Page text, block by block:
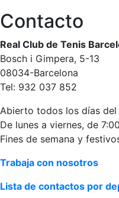
Contacto
Real Club de Tenis
Bosch i Gimpera, 5-13
08034-Barcelona
Tel: 932 037 852
Abierto todos los días del
De lunes a viernes, de
Fines de semana y
Trabaja con nosotros
Lista de contactos por